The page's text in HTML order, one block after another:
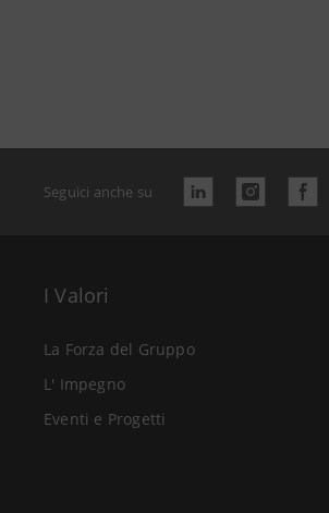
Seguici anche su
I Valori
La Forza del Gruppo
L' Impegno
Eventi e Progetti